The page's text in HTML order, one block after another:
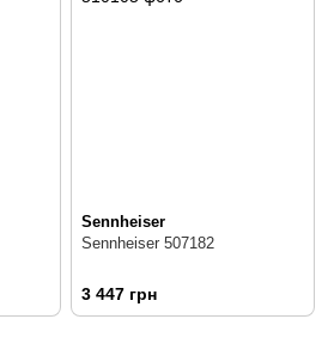
Sennheiser
Sennheiser 507182
3 447 грн